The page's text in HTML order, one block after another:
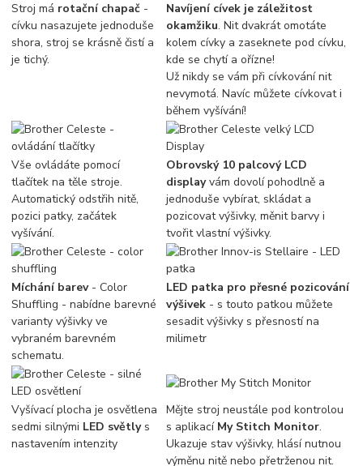
Stroj má rotační chapač -
cívku nasazujete jednoduše
shora, stroj se krásně čistí a
je tichý.
Navíjení cívek je záležitost
okamžiku. Nit dvakrát omotáte
kolem cívky a zaseknete pod cívku,
kde se chytí a ořízne!
Už nikdy se vám při cívkování nit
nevymotá. Navíc můžete cívkovat i
během vyšívání!
Vše ovládáte pomocí
tlačítek na těle stroje.
Automatický odstřih nitě,
pozici patky, začátek
vyšívání.
Obrovský 10 palcový LCD
displayvám dovolí pohodlně a
jednoduše vybírat, skládat a
pozicovat výšivky, měnit barvy i
tvořit vlastní výšivky.
Míchání barev - Color
Shuffling - nabídne barevné
varianty výšivky ve
vybraném barevném
schematu.
LED patka pro přesné pozicování
výšivek - s touto patkou můžete
sesadit výšivky s přesností na
milimetr
Vyšívací plocha je osvětlena
sedmi silnými LED světlys
nastavením intenzity
Mějte stroj neustále pod kontrolou
s aplikací My Stitch Monitor.
Ukazuje stav výšivky, hlásí nutnou
výměnu nitě nebo přetrženou nit.